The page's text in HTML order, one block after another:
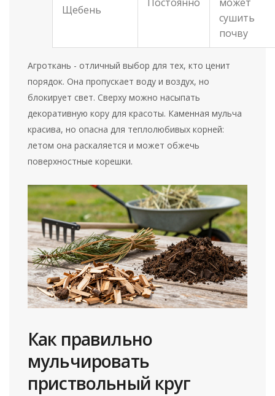
Щебень
сушить
почву
Агроткань - отличный выбор для тех, кто ценит
порядок. Она пропускает воду и воздух, но
блокирует свет. Сверху можно насыпать
декоративную кору для красоты. Каменная мульча
красива, но опасна для теплолюбивых корней:
летом она раскаляется и может обжечь
поверхностные корешки.
Как правильно
мульчировать
приствольный круг